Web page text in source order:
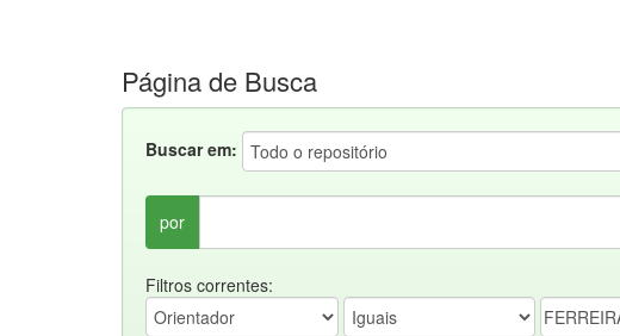
Página de Busca
Buscar em:
por
Filtros correntes: